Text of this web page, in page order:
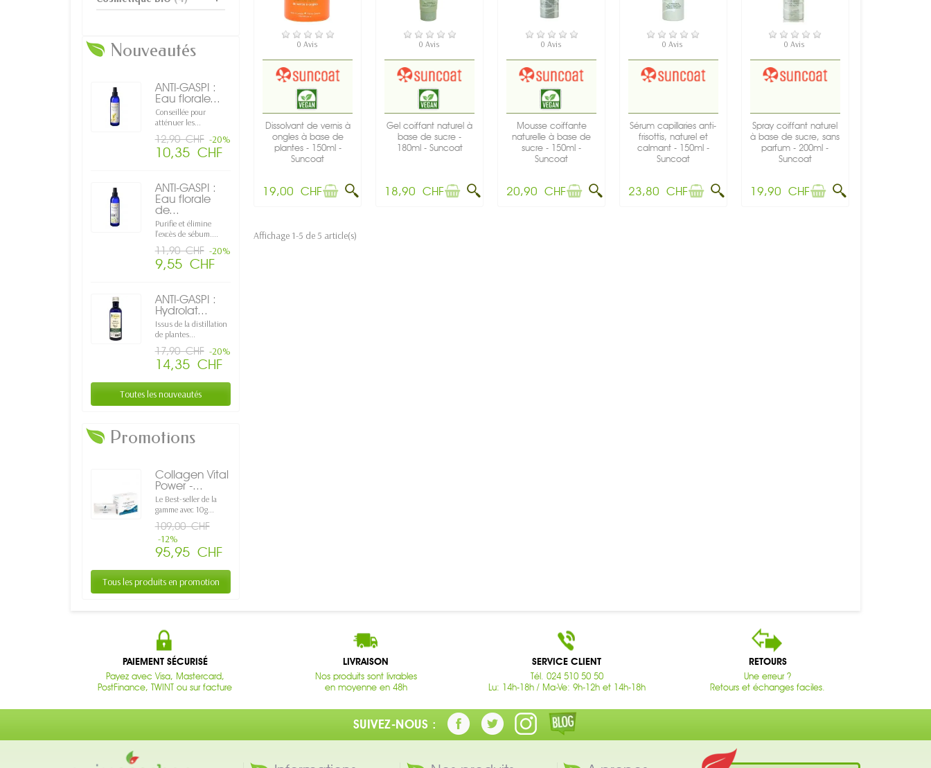
Nouveautés
ANTI-GASPI :
Eau florale...
Conseillée pour
atténuer les...
12,90 CHF -20%
10,35 CHF
ANTI-GASPI :
Eau florale
de...
Purifie et élimine
l’excès de sébum....
11,90 CHF -20%
9,55 CHF
ANTI-GASPI :
Hydrolat...
Issus de la distillation
de plantes...
17,90 CHF -20%
14,35 CHF
Toutes les nouveautés
Promotions
Collagen Vital
Power -...
Le Best-seller de la
gamme avec 10g...
109,00 CHF
-12%
95,95 CHF
Tous les produits en promotion
RUPTURE DE STOCK
0 Avis
Dissolvant de vernis à
ongles à base de
plantes - 150ml -
Suncoat
19,00 CHF
RUPTURE DE STOCK
0 Avis
Gel coiffant naturel à
base de sucre -
180ml - Suncoat
18,90 CHF
RUPTURE DE STOCK
0 Avis
Mousse coiffante
naturelle à base de
sucre - 150ml -
Suncoat
20,90 CHF
RUPTURE DE STOCK
0 Avis
Sérum capillaries anti-
frisottis, naturel et
calmant - 150ml -
Suncoat
23,80 CHF
RUPTURE DE STOCK
0 Avis
Spray coiffant naturel
à base de sucre, sans
parfum - 200ml -
Suncoat
19,90 CHF
Affichage 1-5 de 5 article(s)
PAIEMENT SÉCURISÉ
Payez avec Visa, Mastercard,
PostFinance, TWINT ou sur facture
LIVRAISON
Nos produits sont livrables
en moyenne en 48h
SERVICE CLIENT
Tél. 024 510 50 50
Lu: 14h-18h / Ma-Ve: 9h-12h et 14h-18h
RETOURS
Une erreur ?
Retours et échanges faciles.
SUIVEZ-NOUS :